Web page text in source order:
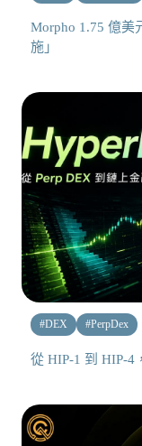
Morpho 1.75 億美
施」
#DEX #PerpDex
從 HIP-1 到 HIP-4